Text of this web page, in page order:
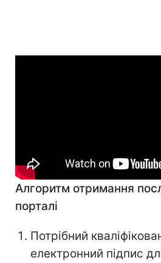
Алгоритм отримання
порталі
Потрібний
електронний підпис